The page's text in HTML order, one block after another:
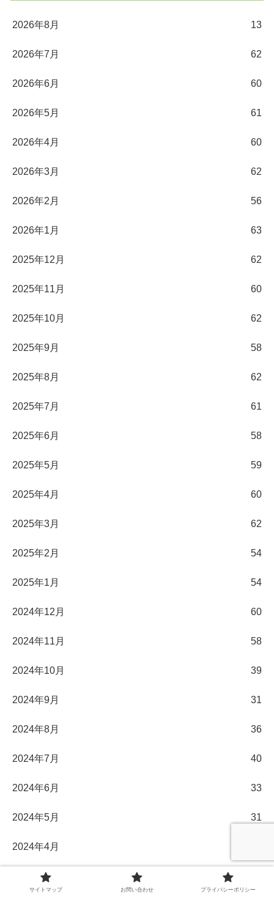
2026年8月 13
2026年7月 62
2026年6月 60
2026年5月 61
2026年4月 60
2026年3月 62
2026年2月 56
2026年1月 63
2025年12月 62
2025年11月 60
2025年10月 62
2025年9月 58
2025年8月 62
2025年7月 61
2025年6月 58
2025年5月 59
2025年4月 60
2025年3月 62
2025年2月 54
2025年1月 54
2024年12月 60
2024年11月 58
2024年10月 39
2024年9月 31
2024年8月 36
2024年7月 40
2024年6月 33
2024年5月 31
2024年4月
2024年3月
サイトマップ お問い合わせ プライバシーポリシー